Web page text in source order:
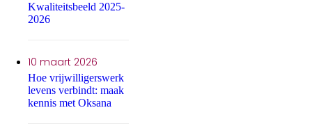
Kwaliteitsbeeld 2025-
2026
Hoe vrijwilligerswerk
levens verbindt: maak
kennis met Oksana
Publicatiedatum:
10 maart 2026